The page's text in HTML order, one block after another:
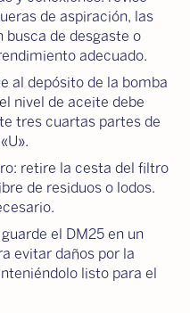
de aspiración, las
busca de desgaste o
adecuado.
al depósito de la bomba
nivel de aceite debe
tres cuartas partes de
retire la cesta del filtro
de residuos o lodos.
el DM25 en un
evitar daños por la
listo para el